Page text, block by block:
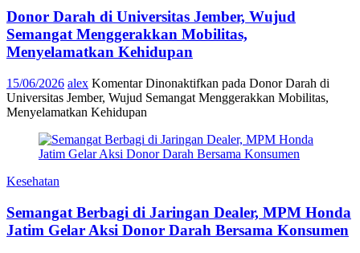
Donor Darah di Universitas Jember, Wujud
Semangat Menggerakkan Mobilitas,
Menyelamatkan Kehidupan
15/06/2026 alex Komentar Dinonaktifkan pada Donor Darah di
Universitas Jember, Wujud Semangat Menggerakkan Mobilitas,
Menyelamatkan Kehidupan
Kesehatan
Semangat Berbagi di Jaringan Dealer, MPM Honda
Jatim Gelar Aksi Donor Darah Bersama Konsumen